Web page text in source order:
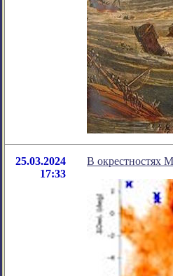
25.03.2024
17:33
В окрестностях